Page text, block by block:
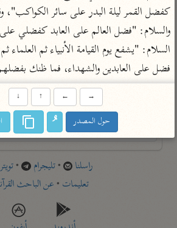
اشترك لتصلك أخبار مشاريعنا
راسلنا •تليجرام •تويتر
تعليمات •عن الباحث
فضل على العابدين والشهداء، فما ظنك
→
←
↑
↓
حول المصدر